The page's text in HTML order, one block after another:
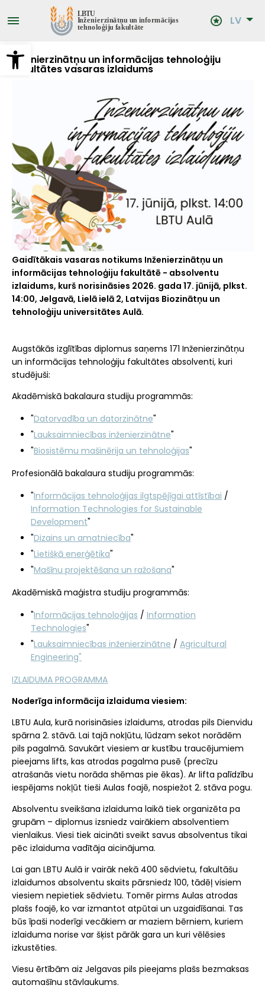
Open toolbar
uz
galveno LV
Inženierzinātņu un informācijas tehnoloģiju
fakultātes vasaras izlaidums
Gaidītākais vasaras notikums Inženierzinātņu un
informācijas tehnoloģiju fakultātē - absolventu
izlaidums, kurš norisināsies 2026. gada 17. jūnijā, plkst.
14:00, Jelgavā, Lielā ielā 2, Latvijas Biozinātņu un
tehnoloģiju universitātes Aulā.
Augstākās izglītības diplomus saņems 171 Inženierzinātņu
un informācijas tehnoloģiju fakultātes absolventi, kuri
studējuši:
Akadēmiskā bakalaura studiju programmās:
"Datorvadība un datorzinātne"
"Lauksaimniecības inženierzinātne"
"Biosistēmu mašinērija un tehnoloģijas"
Profesionālā bakalaura studiju programmās:
"Informācijas tehnoloģijas ilgtspējīgai attīstībai /
Information Technologies for Sustainable
Development"
"Dizains un amatniecība"
"Lietišķā enerģētika"
"Mašīnu projektēšana un ražošana"
Akadēmiskā maģistra studiju programmās:
"Informācijas tehnoloģijas / Information
Technologies"
"Lauksaimniecības inženierzinātne / Agricultural
Engineering"
IZLAIDUMA PROGRAMMA
Noderīga informācija izlaiduma viesiem:
LBTU Aula, kurā norisināsies izlaidums, atrodas pils Dienvidu
spārna 2. stāvā. Lai tajā nokļūtu, lūdzam sekot norādēm
pils pagalmā. Savukārt viesiem ar kustību traucējumiem
pieejams lifts, kas atrodas pagalma pusē (precīzu
atrašanās vietu norāda shēmas pie ēkas). Ar lifta palīdzību
iespējams nokļūt tieši Aulas foajē, nospiežot 2. stāva pogu.
Absolventu sveikšana izlaiduma laikā tiek organizēta pa
grupām – diplomus izsniedz vairākiem absolventiem
vienlaikus. Viesi tiek aicināti sveikt savus absolventus tikai
pēc izlaiduma vadītāja aicinājuma.
Lai gan LBTU Aulā ir vairāk nekā 400 sēdvietu, fakultāšu
izlaidumos absolventu skaits pārsniedz 100, tādēļ visiem
viesiem nepietiek sēdvietu. Tomēr pirms Aulas atrodas
plašs foajē, ko var izmantot atpūtai un uzgaidīšanai. Tas
būs īpaši noderīgi vecākiem ar maziem bērniem, kuriem
izlaiduma norise var šķist pārāk gara un kuri vēlēsies
izkustēties.
Viesu ērtībām aiz Jelgavas pils pieejams plašs bezmaksas
automašīnu stāvlaukums.